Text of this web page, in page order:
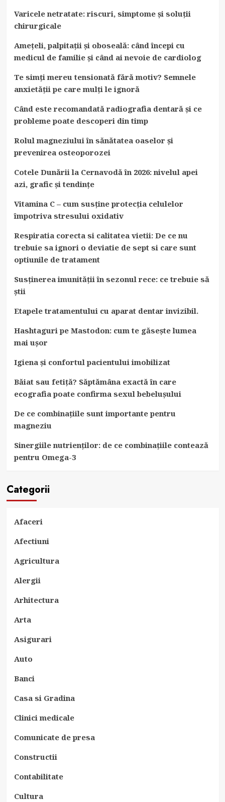
Varicele netratate: riscuri, simptome și soluții
chirurgicale
Amețeli, palpitații și oboseală: când începi cu
medicul de familie și când ai nevoie de cardiolog
Te simți mereu tensionată fără motiv? Semnele
anxietății pe care mulți le ignoră
Când este recomandată radiografia dentară și ce
probleme poate descoperi din timp
Rolul magneziului în sănătatea oaselor și
prevenirea osteoporozei
Cotele Dunării la Cernavodă în 2026: nivelul apei
azi, grafic și tendințe
Vitamina C – cum susține protecția celulelor
împotriva stresului oxidativ
Respiratia corecta si calitatea vietii: De ce nu
trebuie sa ignori o deviatie de sept si care sunt
optiunile de tratament
Susținerea imunității în sezonul rece: ce trebuie să
știi
Etapele tratamentului cu aparat dentar invizibil.
Hashtaguri pe Mastodon: cum te găsește lumea
mai ușor
Igiena și confortul pacientului imobilizat
Băiat sau fetiță? Săptămâna exactă în care
ecografia poate confirma sexul bebelușului
De ce combinațiile sunt importante pentru
magneziu
Sinergiile nutrienților: de ce combinațiile contează
pentru Omega-3
Categorii
Afaceri
Afectiuni
Agricultura
Alergii
Arhitectura
Arta
Asigurari
Auto
Banci
Casa si Gradina
Clinici medicale
Comunicate de presa
Constructii
Contabilitate
Cultura